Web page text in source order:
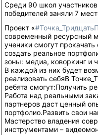
Среди 90 школ
победителей заняли 7
Проект «
современный ресурсный
ученики смогут
создать реальное
зоны: медиа, коворкинг и
В каждой из них будет
реализовать себяВ
ребята смогут:Получить
Работа над реальными
партнеров даст ценный
портфолио.Развить свои
Мастерство владения
инструментами –